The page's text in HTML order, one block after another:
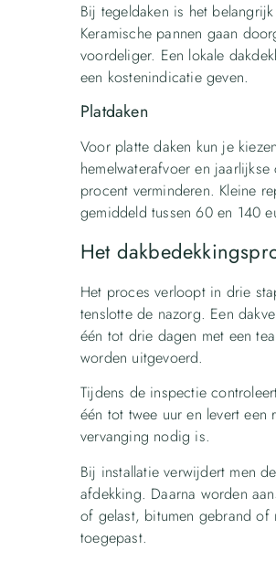
Bij tegeldaken is het
Keramische pannen gaan
voordeliger. Een lokale
een kostenindicatie geven.
Platdaken
Voor platte daken kun je
hemelwaterafvoer en
procent verminderen. Kleine
gemiddeld tussen 60 en 140
Het
Het proces verloopt in drie
tenslotte de nazorg. Een
één tot drie dagen met een
worden uitgevoerd.
Tijdens de inspectie
één tot twee uur en levert
vervanging nodig is.
Bij installatie verwijdert men
afdekking. Daarna worden
of gelast, bitumen gebrand of
toegepast.